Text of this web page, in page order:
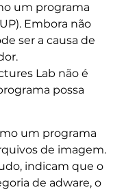
um programa
Embora não
ser a causa de
Lab não é
possa
um programa
de imagem.
indicam que o
de adware, o